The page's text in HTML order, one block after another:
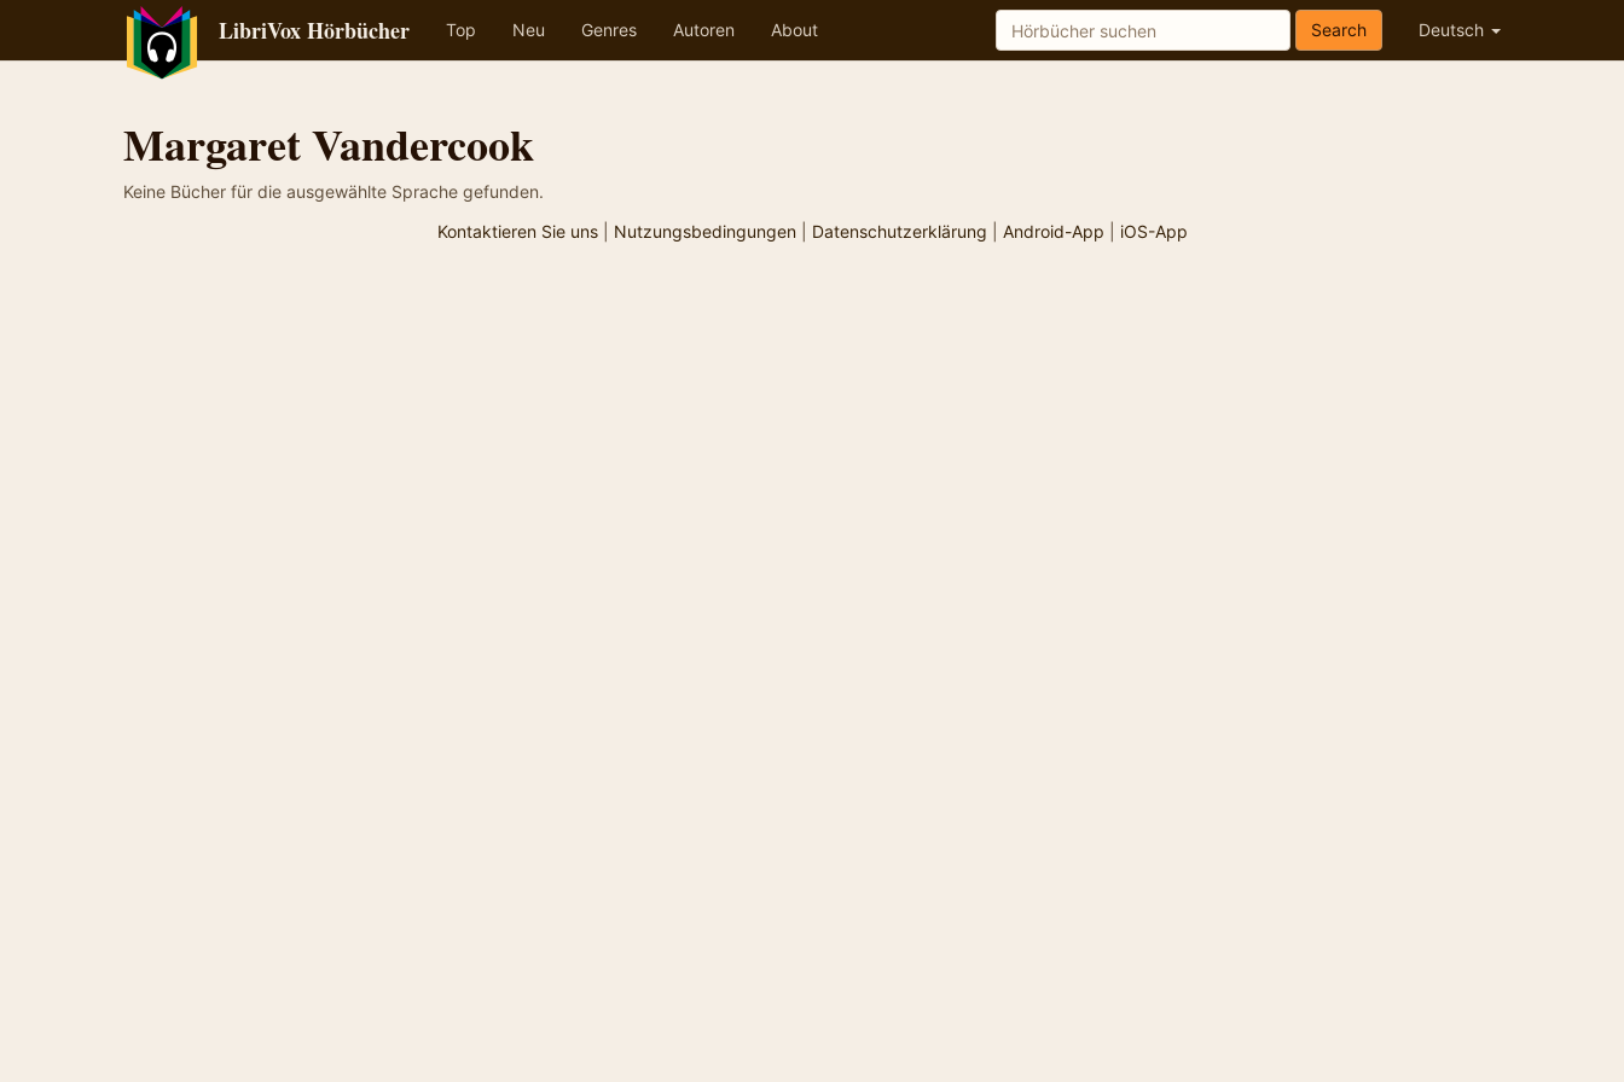
LibriVox Hörbücher Top Neu Genres Autoren About Deutsch
Search
Margaret Vandercook
Keine Bücher für die ausgewählte Sprache gefunden.
Kontaktieren Sie uns| Nutzungsbedingungen| Datenschutzerklärung Android-App iOS-App